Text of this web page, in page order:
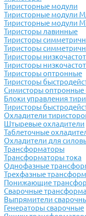
Тиристорные модули
Тиристорные модули
Тиристорные модули
Тиристоры лавинные
Тиристоры
Тиристоры
Тиристоры
Тиристоры
Тиристоры оптронные
Тиристоры
Симисторы оптронные
Блоки управления
Тиристоры
Охладители
Штыревые охладители
Таблеточные
Охладители для
Трансформаторы
Трансформаторы тока
Однофазные
Трехфазные
Понижающие
Сварочные
Выпрямители
Генераторы сварочные